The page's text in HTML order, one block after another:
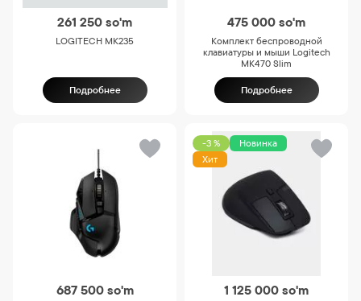
261 250so'm
LOGITECH MK235
Подробнее
475 000so'm
Комплект беспроводной
клавиатуры и мыши Logitech
MK470 Slim
Подробнее
687 500 so'm
-3 %
Новинка
Хит
1 125 000so'm